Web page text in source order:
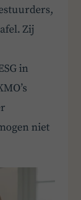
Zij
in
niet